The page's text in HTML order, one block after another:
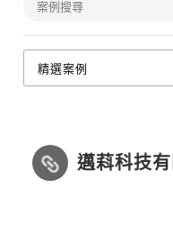
邁萪科技有